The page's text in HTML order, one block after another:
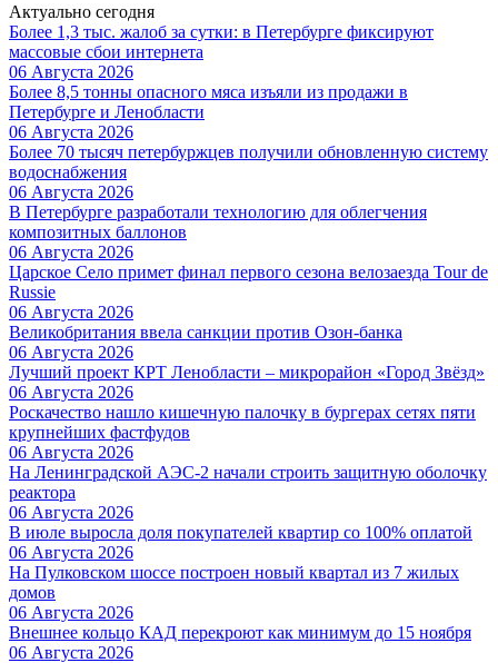
Актуально сегодня
Более 1,3 тыс. жалоб за сутки: в Петербурге фиксируют
массовые сбои интернета
06 Августа 2026
Более 8,5 тонны опасного мяса изъяли из продажи в
Петербурге и Ленобласти
06 Августа 2026
Более 70 тысяч петербуржцев получили обновленную систему
водоснабжения
06 Августа 2026
В Петербурге разработали технологию для облегчения
композитных баллонов
06 Августа 2026
Царское Село примет финал первого сезона велозаезда Tour de
Russie
06 Августа 2026
Великобритания ввела санкции против Озон-банка
06 Августа 2026
Лучший проект КРТ Ленобласти – микрорайон «Город Звёзд»
06 Августа 2026
Роскачество нашло кишечную палочку в бургерах сетях пяти
крупнейших фастфудов
06 Августа 2026
На Ленинградской АЭС-2 начали строить защитную оболочку
реактора
06 Августа 2026
В июле выросла доля покупателей квартир со 100% оплатой
06 Августа 2026
На Пулковском шоссе построен новый квартал из 7 жилых
домов
06 Августа 2026
Внешнее кольцо КАД перекроют как минимум до 15 ноября
06 Августа 2026